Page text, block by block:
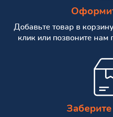
Добавьте товар в
клик или позвоните нам